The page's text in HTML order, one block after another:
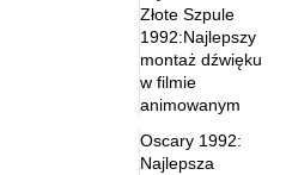
Złote Szpule
1992:Najlepszy
montaż dźwięku
w filmie
animowanym
Oscary 1992:
Najlepsza